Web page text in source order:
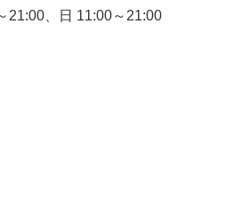
21:00、日 11:00～21:00